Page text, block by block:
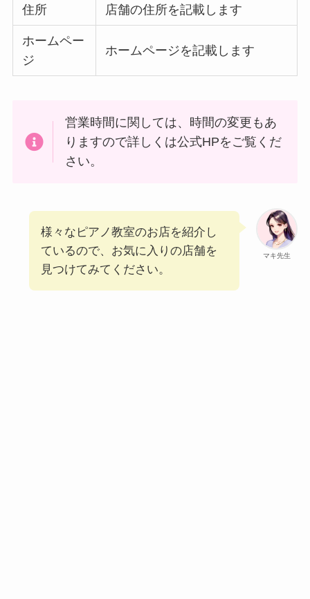
住所 店舗の住所を記載します
ホームペー
ジ
ホームページを記載します
営業時間に関しては、時間の変更もあ
りますので詳しくは公式HPをご覧くだ
さい。
マキ先生
様々なピアノ教室のお店を紹介し
ているので、お気に入りの店舗を
見つけてみてください。